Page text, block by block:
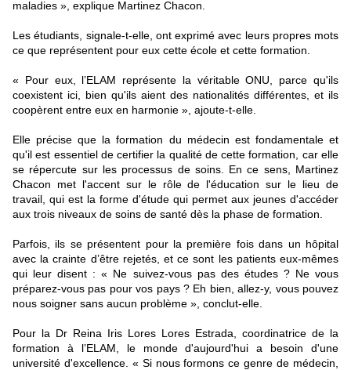
maladies », explique Martinez Chacon.
Les étudiants, signale-t-elle, ont exprimé avec leurs propres mots
ce que représentent pour eux cette école et cette formation.
« Pour eux, l’ELAM représente la véritable ONU, parce qu'ils
coexistent ici, bien qu'ils aient des nationalités différentes, et ils
coopèrent entre eux en harmonie », ajoute-t-elle.
Elle précise que la formation du médecin est fondamentale et
qu'il est essentiel de certifier la qualité de cette formation, car elle
se répercute sur les processus de soins. En ce sens, Martinez
Chacon met l'accent sur le rôle de l'éducation sur le lieu de
travail, qui est la forme d'étude qui permet aux jeunes d'accéder
aux trois niveaux de soins de santé dès la phase de formation.
Parfois, ils se présentent pour la première fois dans un hôpital
avec la crainte d’être rejetés, et ce sont les patients eux-mêmes
qui leur disent : « Ne suivez-vous pas des études ? Ne vous
préparez-vous pas pour vos pays ? Eh bien, allez-y, vous pouvez
nous soigner sans aucun problème », conclut-elle.
Pour la Dr Reina Iris Lores Lores Estrada, coordinatrice de la
formation à l’ELAM, le monde d'aujourd'hui a besoin d'une
université d'excellence. « Si nous formons ce genre de médecin,